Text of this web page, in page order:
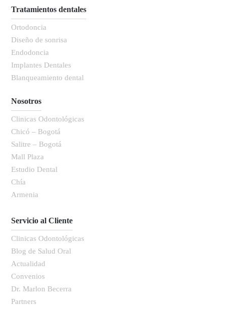
Tratamientos dentales
Ortodoncia
Diseño de sonrisa
Endodoncia
Implantes Dentales
Blanqueamiento dental
Nosotros
Clinicas Odontológicas
Chicó – Bogotá
Salitre – Bogotá
Mall Plaza
Estudio Dental
Chía
Armenia
Servicio al Cliente
Clinicas Odontológicas
Blog de Salud Oral
Actualidad
Convenios
Dr. Marlon Becerra
Partners